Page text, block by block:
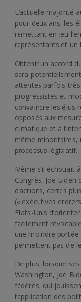
L’actuelle majorité
pour deux ans, les
remettant en jeu
représentants et un
Obtenir un accord
sera
attentes parfois
progressistes et
convaincre les élus
opposés aux
climatique et à
même minoritaires,
processus législatif.
Même s’il échouait
Congrès, Joe Biden
d’actions, certes
(« exécutives
Etats-Unis
facilement
une moindre portée
permettent pas de
De plus, lorsque
Washington, Joe
fédérés, qui
l’application des